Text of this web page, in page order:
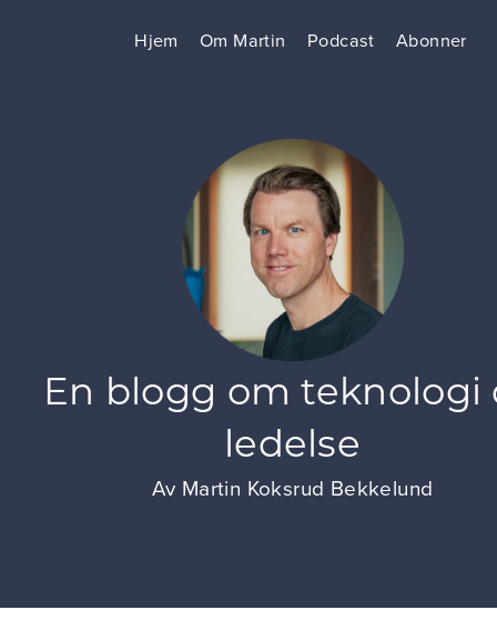
Hjem Om Martin Podcast Abonner
En blogg om teknologi
ledelse
Av Martin Koksrud Bekkelund